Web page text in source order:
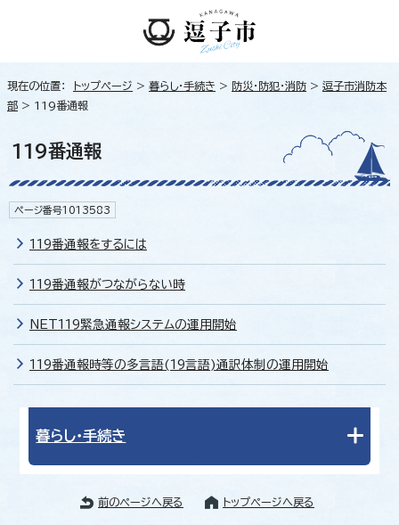
現在の位置： トップページ > 暮らし・手続き > 防災・防犯・消防 > 逗子市消防本
部 > 119番通報
119番通報
ページ番号1013583
119番通報をするには
119番通報がつながらない時
NET119緊急通報システムの運用開始
119番通報時等の多言語(19言語)通訳体制の運用開始
暮らし・手続き
前のページへ戻る トップページへ戻る